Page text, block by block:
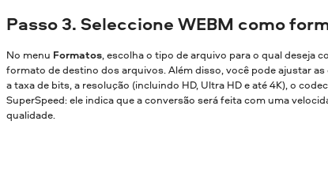
Passo 3. Seleccione WEBM como
No menu Formatos, escolha o tipo de arquivo para o qual deseja
formato de destino dos arquivos. Além disso, você pode ajustar
a taxa de bits, a resolução (incluindo HD, Ultra HD e até 4K), o
SuperSpeed: ele indica que a conversão será feita com uma
qualidade.